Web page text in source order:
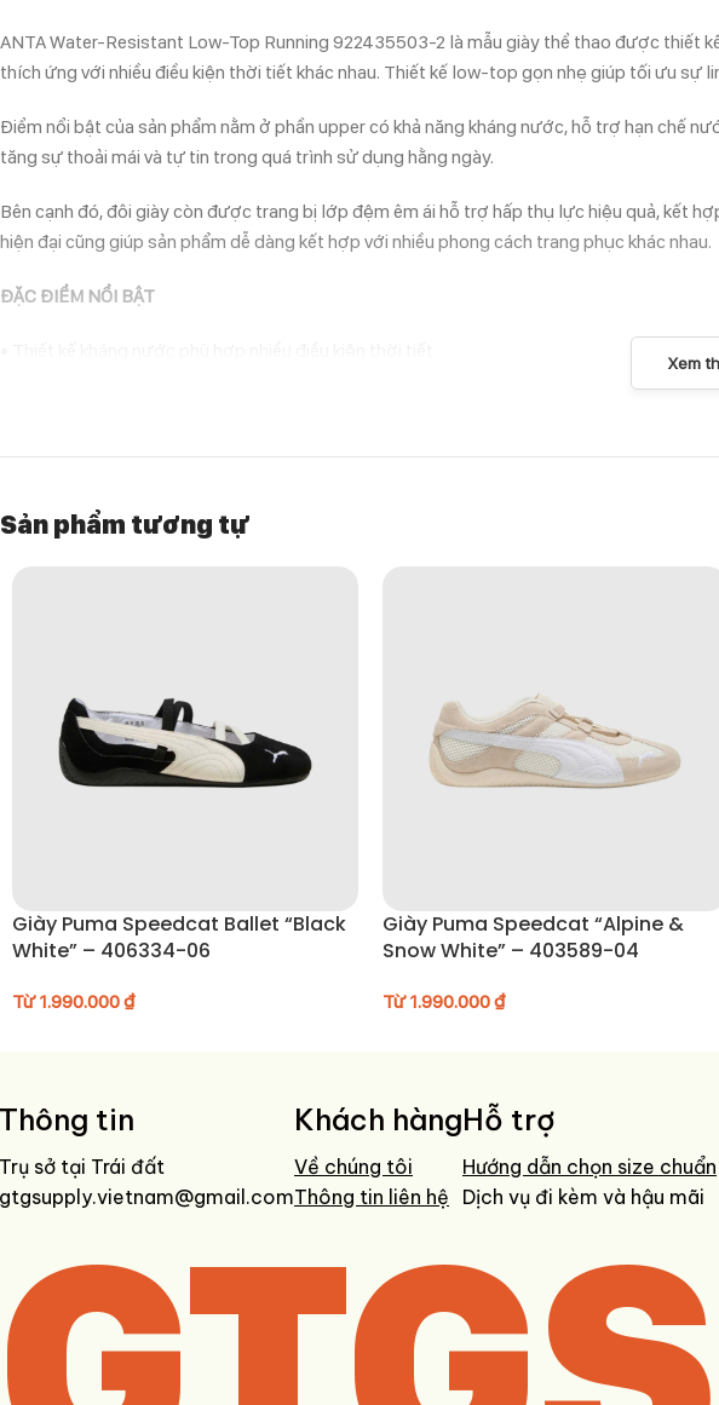
ANTA Water-Resistant Low-Top Running 922435503-2 là mẫu giày thể thao được thiết
thích ứng với nhiều điều kiện thời tiết khác nhau. Thiết kế low-top gọn nhẹ giúp tối ưu sự
Điểm nổi bật của sản phẩm nằm ở phần upper có khả năng kháng nước, hỗ trợ hạn chế
tăng sự thoải mái và tự tin trong quá trình sử dụng hằng ngày.
Bên cạnh đó, đôi giày còn được trang bị lớp đệm êm ái hỗ trợ hấp thụ lực hiệu quả, kết
hiện đại cũng giúp sản phẩm dễ dàng kết hợp với nhiều phong cách trang phục khác nhau.
ĐẶC ĐIỂM NỔI BẬT
Sự kết hợp giữa cảm giác êm ái, độ bám ổn định và kiểu dáng thể thao hiện đại giúp đôi
HƯỚNG DẪN BẢO QUẢN GIÀY
• Tránh ngâm nước trong thời gian dài
• Phơi khô tự nhiên ở nơi thoáng mát
• Bảo quản nơi khô ráo khi không sử dụng
Xem
Sản phẩm tương tự
Giày Puma Speedcat Ballet “Black
White” – 406334-06
Từ1.990.000₫
Giày Puma Speedcat “Alpine &
Snow White” – 403589-04
Từ1.990.000₫
Thông tin
Trụ sở tại Trái đất
gtgsupply.vietnam@gmail.com
Khách hàng
Về chúng tôi
Thông tin liên hệ
Hỗ trợ
Hướng dẫn chọn size chuẩn
Dịch vụ đi kèm và hậu mãi